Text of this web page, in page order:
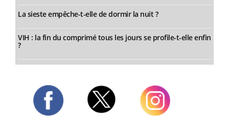
La sieste empêche-t-elle de dormir la nuit ?
VIH : la fin du comprimé tous les jours se profile-t-elle enfin
?